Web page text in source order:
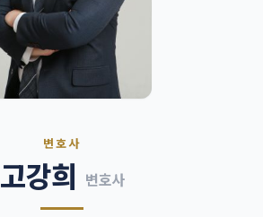
각 전문 변호사
변호사
고강희 변호사